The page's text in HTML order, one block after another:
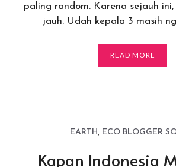
paling random. Karena sejauh
jauh. Udah kepala 3 masih
READ MORE
EARTH , ECO BLOGGER
Kapan Indonesia